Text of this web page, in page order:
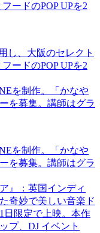
ードのPOP UPを2
し、大阪のセレクト
ードのPOP UPを2
を制作。「かなや
を募集。講師はグラ
を制作。「かなや
を募集。講師はグラ
』：英国インディ
奇妙で美しい音楽ド
日限定で上映。本作
プ、DJ イベント